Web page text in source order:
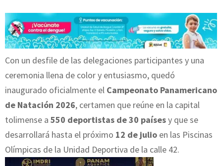
Con un desfile de las delegaciones participantes y una
ceremonia llena de color y entusiasmo, quedó
inaugurado oficialmente el Campeonato Panamericano
de Natación 2026, certamen que reúne en la capital
tolimense a 550 deportistas de 30 paísesy que se
desarrollará hasta el próximo 12 de julio en las Piscinas
Olímpicas de la Unidad Deportiva de la calle 42.